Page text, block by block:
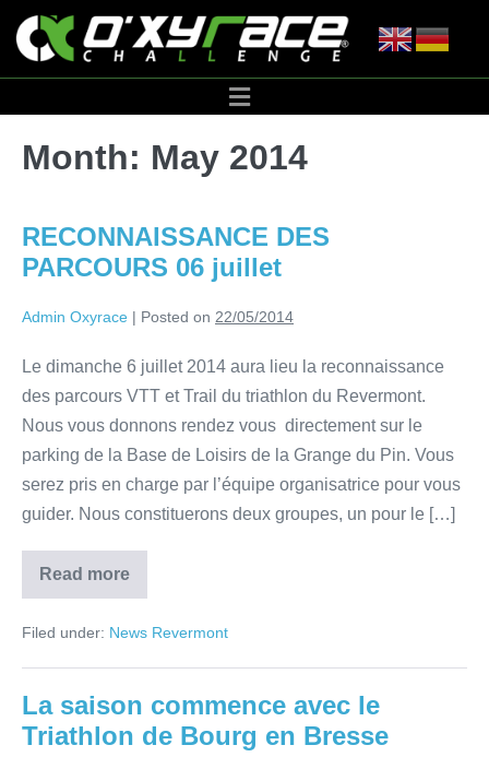
Month: May 2014
RECONNAISSANCE DES
PARCOURS 06 juillet
Admin Oxyrace | Posted on 22/05/2014
Le dimanche 6 juillet 2014 aura lieu la reconnaissance
des parcours VTT et Trail du triathlon du Revermont.
Nous vous donnons rendez vous directement sur le
parking de la Base de Loisirs de la Grange du Pin. Vous
serez pris en charge par l’équipe organisatrice pour vous
guider. Nous constituerons deux groupes, un pour le […]
Read more
Filed under: News Revermont
La saison commence avec le
Triathlon de Bourg en Bresse